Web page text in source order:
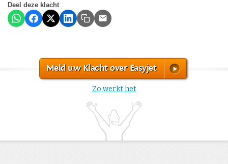
Deel deze klacht
Meld uw Klacht over Easyjet
Zo werkt het